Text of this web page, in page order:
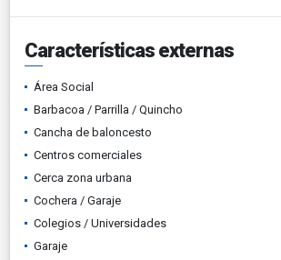
Características externas
Área Social
Barbacoa / Parrilla / Quincho
Cancha de baloncesto
Centros comerciales
Cerca zona urbana
Cochera / Garaje
Colegios / Universidades
Garaje